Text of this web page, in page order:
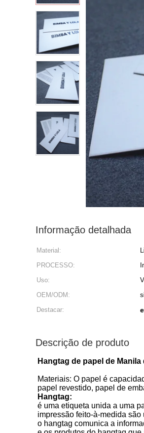
Informação detalhada
Material:
PROCESSO:
Uso:
OEM/ODM:
Destacar:
Descrição de produto
Hangtag de papel de
Materiais: O papel é
papel revestido, papel de
Hangtag:
é uma etiqueta unida a uma
impressão feito-à-medida
o hangtag comunica a